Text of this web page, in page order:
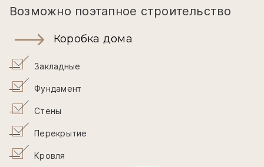
Возможно поэтапное строительство
Коробка дома
Закладные
Фундамент
Стены
Перекрытие
Кровля